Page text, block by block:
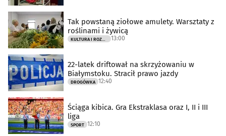
Tak powstaną ziołowe amulety. Warsztaty z
roślinami i żywicą
KULTURA I ROZRYWKA 13:00
22-latek driftował na skrzyżowaniu w
Białymstoku. Stracił prawo jazdy
DROGÓWKA 12:40
Ściąga kibica. Gra Ekstraklasa oraz I, II i III
liga
SPORT 12:10